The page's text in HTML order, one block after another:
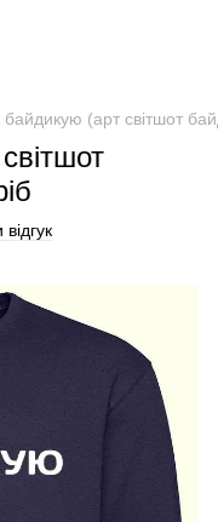
байдикую (арт світшот